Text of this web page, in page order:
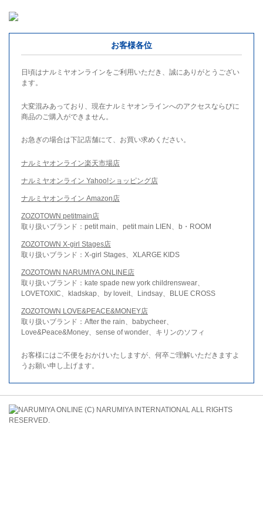
お客様各位
日頃はナルミヤオンラインをご利用いただき、誠にありがとうござい
ます。
大変混みあっており、現在ナルミヤオンラインへのアクセスならびに
商品のご購入ができません。
お急ぎの場合は下記店舗にて、お買い求めください。
ナルミヤオンライン楽天市場店
ナルミヤオンライン Yahoo!ショッピング店
ナルミヤオンライン Amazon店
ZOZOTOWN petitmain店
取り扱いブランド：petit main、petit main LIEN、b・ROOM
ZOZOTOWN X-girl Stages店
取り扱いブランド：X-girl Stages、XLARGE KIDS
ZOZOTOWN NARUMIYA ONLINE店
取り扱いブランド：kate spade new york childrenswear、
LOVETOXIC、kladskap、by loveit、Lindsay、BLUE CROSS
ZOZOTOWN LOVE&PEACE&MONEY店
取り扱いブランド：After the rain、babycheer、
Love&Peace&Money、sense of wonder、キリンのソフィ
お客様にはご不便をおかけいたしますが、何卒ご理解いただきますよ
うお願い申し上げます。